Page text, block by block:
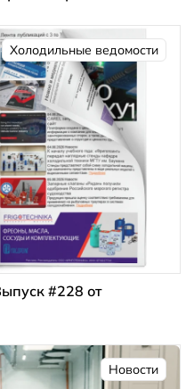
Холодильные ведомости
#228 от
Новости